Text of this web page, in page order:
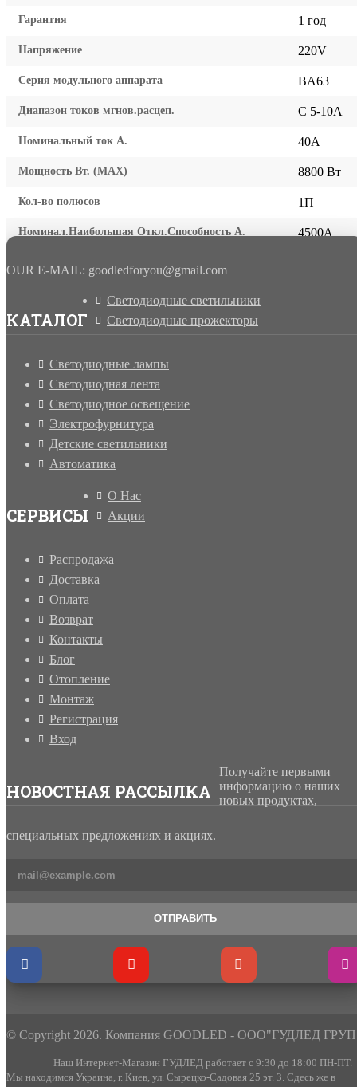
Гарантия 1 год
Напряжение 220V
Серия модульного аппарата BA63
Диапазон токов мгнов.расцеп. С 5-10А
Номинальный ток А. 40A
Мощность Вт. (МАХ) 8800 Вт
Кол-во полюсов 1П
Номинал.Наибольшая Откл.Способность А. 4500А
OUR E-MAIL: goodledforyou@gmail.cоm
КАТАЛОГ
Светодиодные светильники
Светодиодные прожекторы
Светодиодные лампы
Светодиодная лента
Светодиодное освещение
Электрофурнитура
Детские светильники
Автоматика
СЕРВИСЫ
О Нас
Акции
Распродажа
Доставка
Оплата
Возврат
Контакты
Блог
Отопление
Монтаж
Регистрация
Вход
НОВОСТНАЯ РАССЫЛКА
Получайте первыми
информацию о наших
новых продуктах,
специальных предложениях и акциях.
ОТПРАВИТЬ
© Copyright 2026. Компания GOODLED - ООО"ГУДЛЕД
Наш Интернет-Магазин ГУДЛЕД работает с 9:30 до 18:00 ПН-ПТ.
Мы находимся Украина, г. Киев, ул. Сырецко-Садовая 25 эт. 3. Сдесь же в